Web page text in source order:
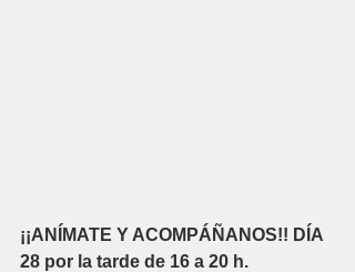
¡¡ANÍMATE Y ACOMPÁÑANOS!! DÍA
28 por la tarde de 16 a 20 h.